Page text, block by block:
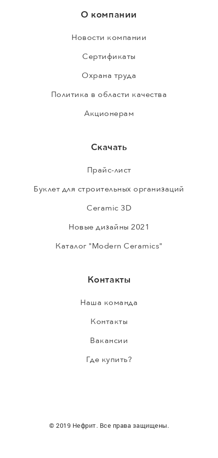
О компании
Новости компании
Сертификаты
Охрана труда
Политика в области качества
Акционерам
Скачать
Прайс-лист
Буклет для строительных организаций
Ceramic 3D
Новые дизайны 2021
Каталог "Modern Ceramics"
Контакты
Наша команда
Контакты
Вакансии
Где купить?
© 2019 Нефрит. Все права защищены.